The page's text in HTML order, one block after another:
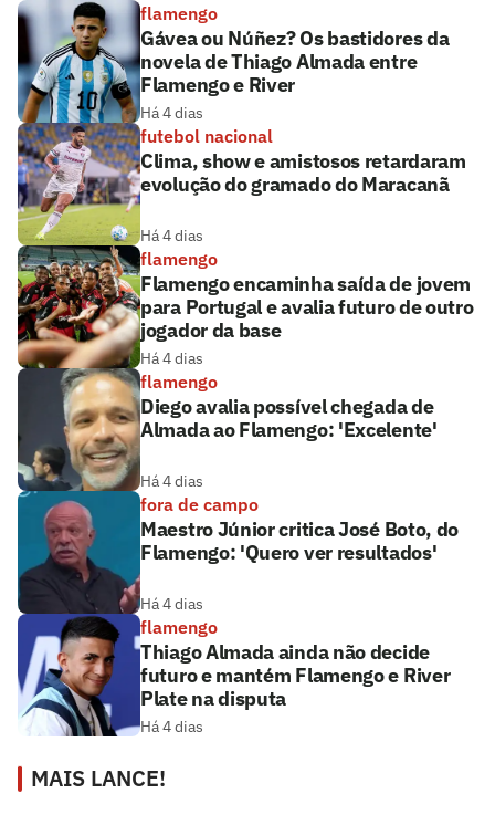
flamengo
Gávea ou Núñez? Os bastidores da
novela de Thiago Almada entre
Flamengo e River
Há 4 dias
futebol nacional
Clima, show e amistosos retardaram
evolução do gramado do Maracanã
Há 4 dias
flamengo
Flamengo encaminha saída de jovem
para Portugal e avalia futuro de outro
jogador da base
Há 4 dias
flamengo
Diego avalia possível chegada de
Almada ao Flamengo: 'Excelente'
Há 4 dias
fora de campo
Maestro Júnior critica José Boto, do
Flamengo: 'Quero ver resultados'
Há 4 dias
flamengo
Thiago Almada ainda não decide
futuro e mantém Flamengo e River
Plate na disputa
Há 4 dias
MAIS LANCE!